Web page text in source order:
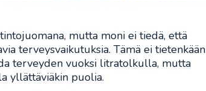
mutta moni ei tiedä, että
terveysvaikutuksia. Tämä ei tietenkään
terveyden vuoksi litratolkulla, mutta
yllättäviäkin puolia.